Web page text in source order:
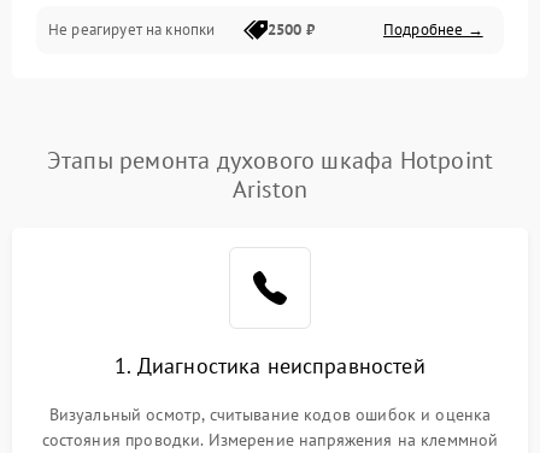
Не реагирует на кнопки 2500 ₽ Подробнее →
Этапы ремонта духового шкафа Hotpoint
Ariston
1. Диагностика неисправностей
Визуальный осмотр, считывание кодов ошибок и оценка
состояния проводки. Измерение напряжения на клеммной